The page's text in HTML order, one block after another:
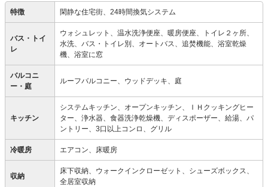
特徴 閑静な住宅街、24時間換気システム
バス・トイ
レ
ウォシュレット、温水洗浄便座、暖房便座、トイレ２ヶ所、
水洗、バス・トイレ別、オートバス、追焚機能、浴室乾燥
機、浴室に窓
バルコニ
ー・庭
ルーフバルコニー、ウッドデッキ、庭
キッチン
システムキッチン、オープンキッチン、ＩＨクッキングヒー
ター、浄水器、食器洗浄乾燥機、ディスポーザー、給湯、パ
ントリー、3口以上コンロ、グリル
冷暖房 エアコン、床暖房
収納
床下収納、ウォークインクローゼット、シューズボックス、
全居室収納